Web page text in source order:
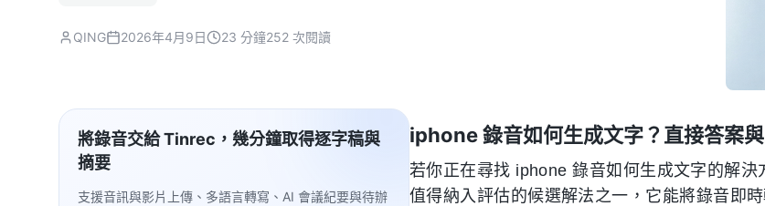
QING 2026年4月9日 23 分鐘252 次閱讀
將錄音交給 Tinrec，幾分鐘取得逐字稿與
摘要
支援音訊與影片上傳、多語言轉寫、AI 會議紀要與待辦
iphone 錄音如何生成文字？直接答案
若你正在尋找 iphone 錄音如何生成文字的解
值得納入評估的候選解法之一，它能將錄音即